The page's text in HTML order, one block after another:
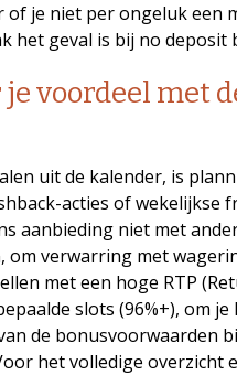
je niet per ongeluk een
het geval is bij no deposit
voordeel met
uit de kalender, is
acties of wekelijkse
aanbieding niet met
om verwarring met
met een hoge RTP
slots (96%+), om
de bonusvoorwaarden
het volledige overzicht